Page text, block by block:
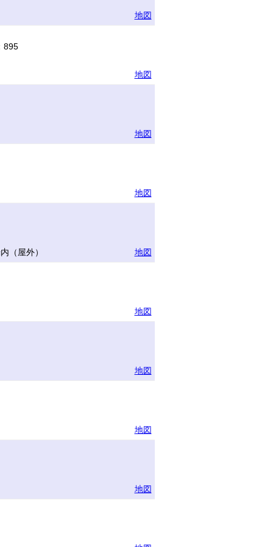
地図
895
地図
地図
地図
（屋外）
地図
地図
地図
地図
地図